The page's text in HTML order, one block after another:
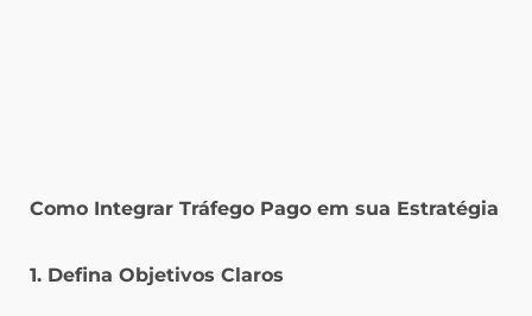
Como Integrar Tráfego Pago em sua Estratégia
1. Defina Objetivos Claros